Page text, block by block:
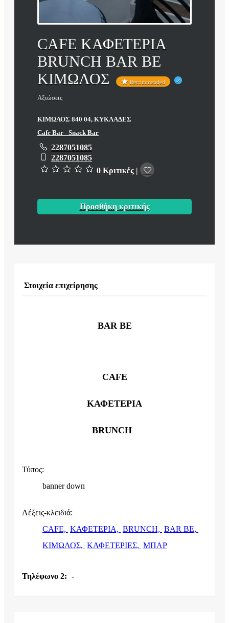
CAFE ΚΑΦΕΤΕΡΙΑ
BRUNCH BAR BE
ΚΙΜΩΛΟΣ
Recommended
Αξιώσεις
ΚΙΜΩΛΟΣ 840 04, ΚΥΚΛΑΔΕΣ
Cafe Bar - Snack Bar
2287051085
2287051085
0 Κριτικές |
Προσθήκη κριτικής
Στοιχεία επιχείρησης
BAR BE
CAFE
ΚΑΦΕΤΕΡΙΑ
BRUNCH
Τύπος:
banner down
Λέξεις-κλειδιά:
CAFE, ΚΑΦΕΤΕΡΙΑ, BRUNCH, BAR BE,
ΚΙΜΩΛΟΣ, ΚΑΦΕΤΕΡΙΕΣ, ΜΠΑΡ
Τηλέφωνο 2: -